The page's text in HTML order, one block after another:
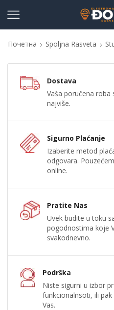
Почетна Spoljna Rasveta
Dostava
Vaša poručena roba
najviše.
Sigurno Plaćanje
Izaberite metod
odgovara.
online.
Pratite Nas
Uvek budite u toku
pogodnostima koje
svakodnevno.
Podrška
Niste sigurni u izbor
funkcionalnsoti, ili
Vas.